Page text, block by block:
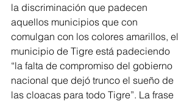
la discriminación que padecen
aquellos municipios que con
comulgan con los colores amarillos, el
municipio de Tigre está padeciendo
“la falta de compromiso del gobierno
nacional que dejó trunco el sueño de
las cloacas para todo Tigre”. La frase